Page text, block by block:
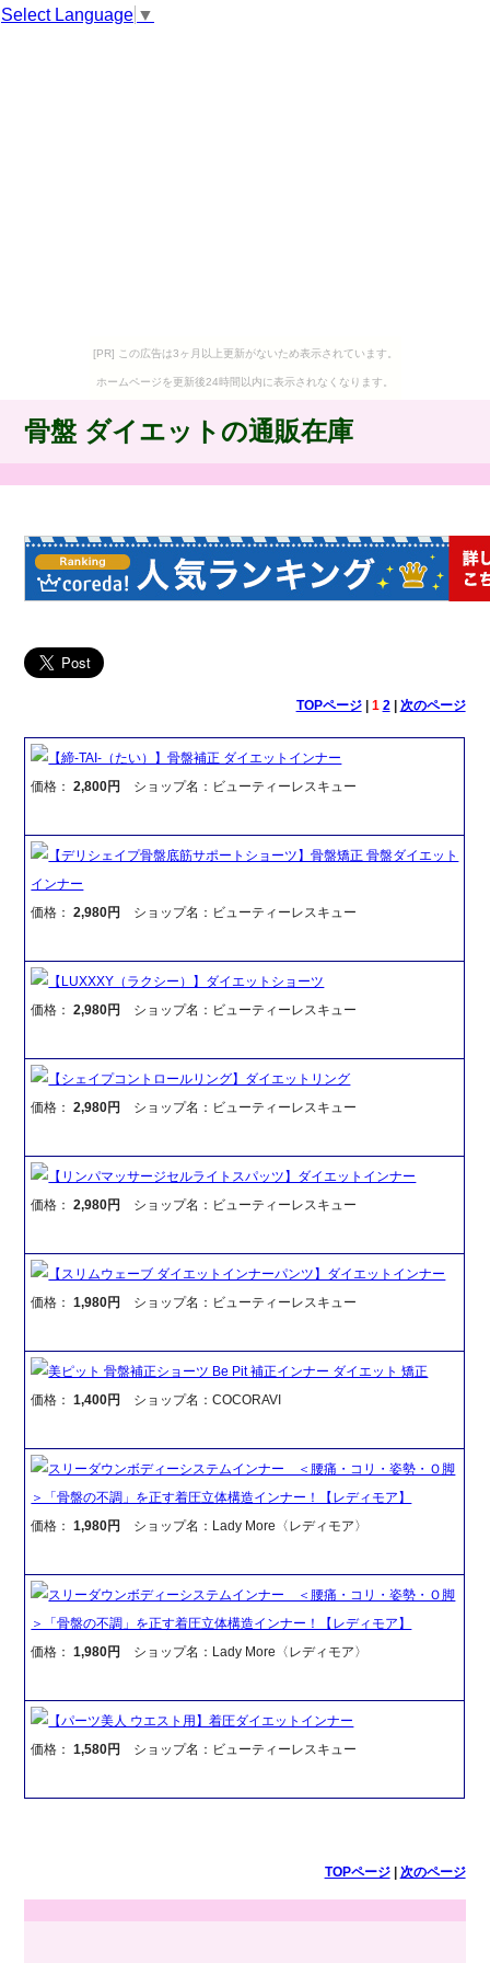
Select Language ▼
[PR] この広告は3ヶ月以上更新がないため表示されています。
ホームページを更新後24時間以内に表示されなくなります。
骨盤 ダイエットの通販在庫
TOPページ| 1 2| 次のページ
【締-TAI-（たい）】骨盤補正 ダイエットインナー
価格：2,800円 ショップ名：ビューティーレスキュー
【デリシェイプ骨盤底筋サポートショーツ】骨盤矯正 骨盤ダイエット
インナー
価格：2,980円 ショップ名：ビューティーレスキュー
【LUXXXY（ラクシー）】ダイエットショーツ
価格：2,980円 ショップ名：ビューティーレスキュー
【シェイプコントロールリング】ダイエットリング
価格：2,980円 ショップ名：ビューティーレスキュー
【リンパマッサージセルライトスパッツ】ダイエットインナー
価格：2,980円 ショップ名：ビューティーレスキュー
【スリムウェーブ ダイエットインナーパンツ】ダイエットインナー
価格：1,980円 ショップ名：ビューティーレスキュー
美ピット 骨盤補正ショーツ Be Pit 補正インナー ダイエット 矯正
価格：1,400円 ショップ名：COCORAVI
スリーダウンボディーシステムインナー ＜腰痛・コリ・姿勢・Ｏ脚
＞「骨盤の不調」を正す着圧立体構造インナー！【レディモア】
価格：1,980円 ショップ名：Lady More〈レディモア〉
スリーダウンボディーシステムインナー ＜腰痛・コリ・姿勢・Ｏ脚
＞「骨盤の不調」を正す着圧立体構造インナー！【レディモア】
価格：1,980円 ショップ名：Lady More〈レディモア〉
【パーツ美人 ウエスト用】着圧ダイエットインナー
価格：1,580円 ショップ名：ビューティーレスキュー
TOPページ| 次のページ